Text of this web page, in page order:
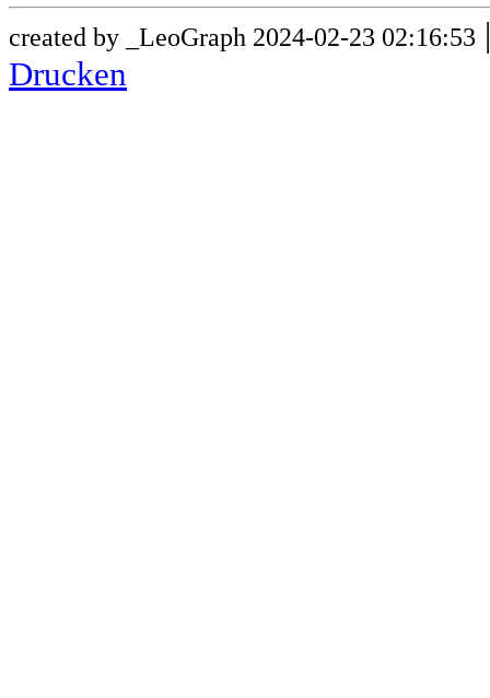
created by _LeoGraph 2024-02-23 02:16:53
Drucken